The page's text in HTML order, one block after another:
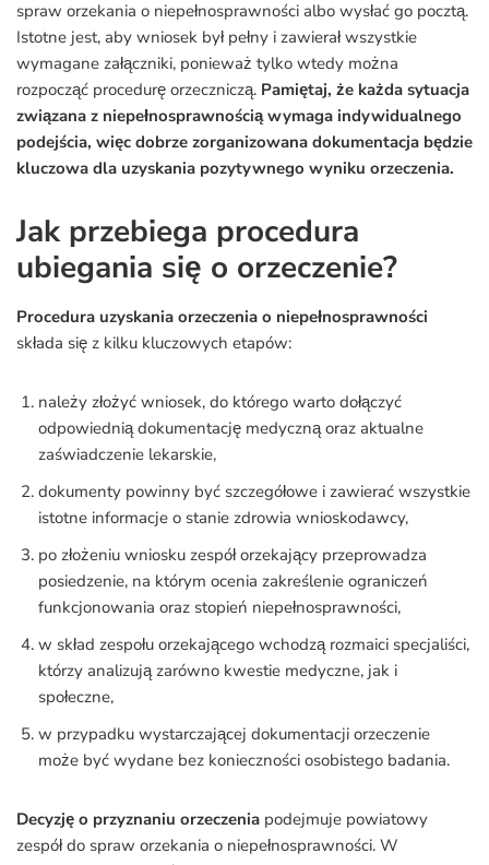
spraw orzekania o niepełnosprawności albo wysłać go pocztą.
Istotne jest, aby wniosek był pełny i zawierał wszystkie
wymagane załączniki, ponieważ tylko wtedy można
rozpocząć procedurę orzeczniczą. Pamiętaj, że każda sytuacja
związana z niepełnosprawnością wymaga indywidualnego
podejścia, więc dobrze zorganizowana dokumentacja będzie
kluczowa dla uzyskania pozytywnego wyniku orzeczenia.
Jak przebiega procedura
ubiegania się o orzeczenie?
Procedura uzyskania orzeczenia o niepełnosprawności
składa się z kilku kluczowych etapów:
należy złożyć wniosek, do którego warto dołączyć
odpowiednią dokumentację medyczną oraz aktualne
zaświadczenie lekarskie,
dokumenty powinny być szczegółowe i zawierać wszystkie
istotne informacje o stanie zdrowia wnioskodawcy,
po złożeniu wniosku zespół orzekający przeprowadza
posiedzenie, na którym ocenia zakreślenie ograniczeń
funkcjonowania oraz stopień niepełnosprawności,
w skład zespołu orzekającego wchodzą rozmaici specjaliści,
którzy analizują zarówno kwestie medyczne, jak i
społeczne,
w przypadku wystarczającej dokumentacji orzeczenie
może być wydane bez konieczności osobistego badania.
Decyzję o przyznaniu orzeczenia podejmuje powiatowy
zespół do spraw orzekania o niepełnosprawności. W